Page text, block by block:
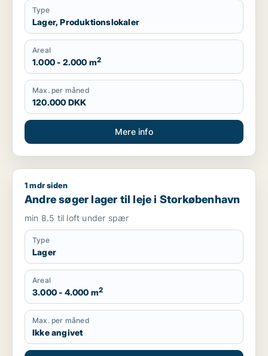
Type
Lager, Produktionslokaler
Areal
1.000 - 2.000 m2
Max. per måned
120.000 DKK
Mere info
Andre søger lager til leje i Storkøbenhavn
1 mdr siden
Andre søger lager til leje i Storkøbenhavn
min 8.5 til loft under spær
Type
Lager
Areal
3.000 - 4.000 m2
Max. per måned
Ikke angivet